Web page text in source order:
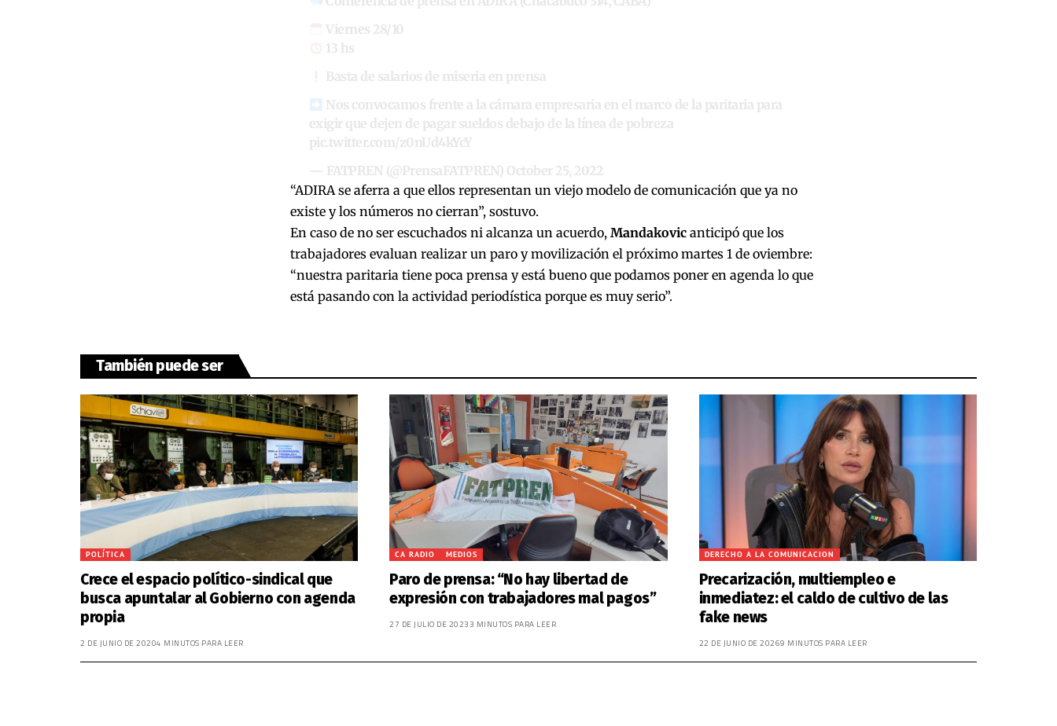
Viernes 28/10
13 hs
Basta de salarios de miseria en prensa
Nos convocamos frente a la cámara empresaria en el marco de la paritaria para
exigir que dejen de pagar sueldos debajo de la línea de pobreza
pic.twitter.com/z0nUd4kYcY
— FATPREN (@PrensaFATPREN) October 25, 2022
“ADIRA se aferra a que ellos representan un viejo modelo de comunicación que ya no
existe y los números no cierran”, sostuvo.
En caso de no ser escuchados ni alcanza un acuerdo, Mandakovicanticipó que los
trabajadores evaluan realizar un paro y movilización el próximo martes 1 de oviembre:
“nuestra paritaria tiene poca prensa y está bueno que podamos poner en agenda lo que
está pasando con la actividad periodística porque es muy serio”.
También puede ser
POLÍTICA
Crece el espacio político-sindical que
busca apuntalar al Gobierno con agenda
propia
2 DE JUNIO DE 20204 MINUTOS PARA LEER
CA RADIO MEDIOS
Paro de prensa: “No hay libertad de
expresión con trabajadores mal pagos”
27 DE JULIO DE 2023 3 MINUTOS PARA LEER
DERECHO A LA COMUNICACION
Precarización, multiempleo e
inmediatez: el caldo de cultivo de las
fake news
22 DE JUNIO DE 20269 MINUTOS PARA LEER